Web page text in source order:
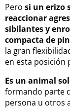
Pero si un erizo
reaccionar
sibilantes y
compacta de
la gran
en esta
Es un animal
formando parte
persona u otros